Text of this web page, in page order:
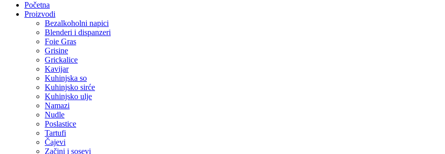
Početna
Proizvodi
Bezalkoholni napici
Blenderi i dispanzeri
Foie Gras
Grisine
Grickalice
Kavijar
Kuhinjska so
Kuhinjsko sirće
Kuhinjsko ulje
Namazi
Nudle
Poslastice
Tartufi
Čajevi
Začini i sosevi